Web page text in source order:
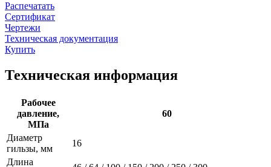
Распечатать
Сертификат
Чертежи
Техническая документация
Купить
Техническая информация
Рабочее
давление,
МПа
60
Диаметр
гильзы, мм
16
Длина